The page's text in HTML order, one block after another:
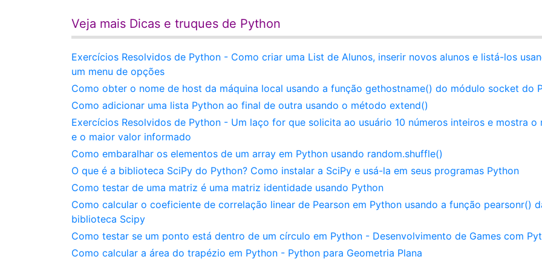
Veja mais Dicas e truques de Python
Exercícios Resolvidos de Python - Como criar uma List de Alunos, inserir novos alunos e listá-los
um menu de opções
Como obter o nome de host da máquina local usando a função gethostname() do módulo socket do
Como adicionar uma lista Python ao final de outra usando o método extend()
Exercícios Resolvidos de Python - Um laço for que solicita ao usuário 10 números inteiros e mostra o
e o maior valor informado
Como embaralhar os elementos de um array em Python usando random.shuffle()
O que é a biblioteca SciPy do Python? Como instalar a SciPy e usá-la em seus programas Python
Como testar de uma matriz é uma matriz identidade usando Python
Como calcular o coeficiente de correlação linear de Pearson em Python usando a função pearsonr()
biblioteca Scipy
Como testar se um ponto está dentro de um círculo em Python - Desenvolvimento de Games com
Como calcular a área do trapézio em Python - Python para Geometria Plana